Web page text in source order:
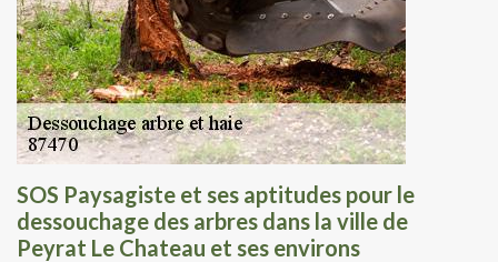
SOS Paysagiste et ses aptitudes pour le
dessouchage des arbres dans la ville de
Peyrat Le Chateau et ses environs